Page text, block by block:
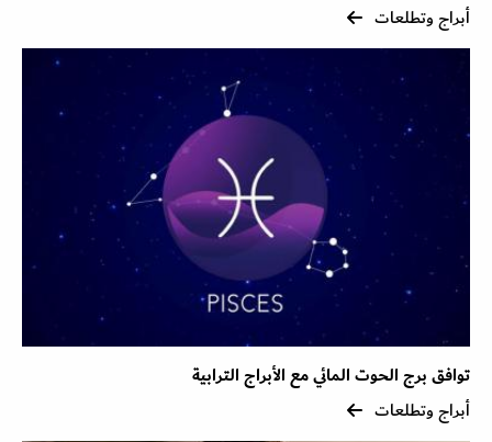
أبراج وتطلعات
توافق برج الحوت المائي مع الأبراج الترابية
أبراج وتطلعات